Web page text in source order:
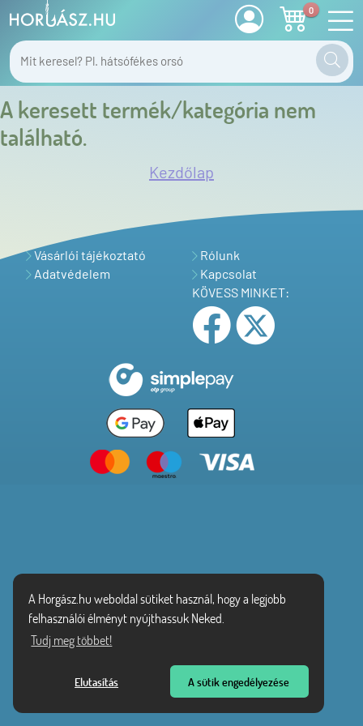
A Horgász.hu weboldal sütiket használ, hogy a legjobb
felhasználói élményt nyújthassuk Neked.
Tudj meg többet!
Elutasítás A sütik engedélyezése
0
A keresett termék/kategória nem
található.
Kezdőlap
Vásárlói tájékoztató
Adatvédelem
Rólunk
Kapcsolat
KÖVESS MINKET: